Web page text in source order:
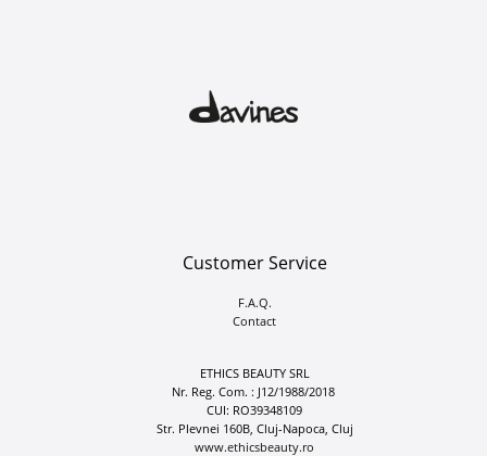
Customer Service
F.A.Q.
Contact
ETHICS BEAUTY SRL
Nr. Reg. Com. : J12/1988/2018
CUI: RO39348109
Str. Plevnei 160B, Cluj-Napoca, Cluj
www.ethicsbeauty.ro